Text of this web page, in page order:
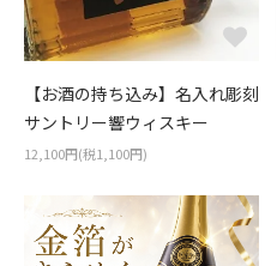
【お酒の持ち込み】名入れ彫刻
サントリー響ウィスキー
12,100円(税1,100円)